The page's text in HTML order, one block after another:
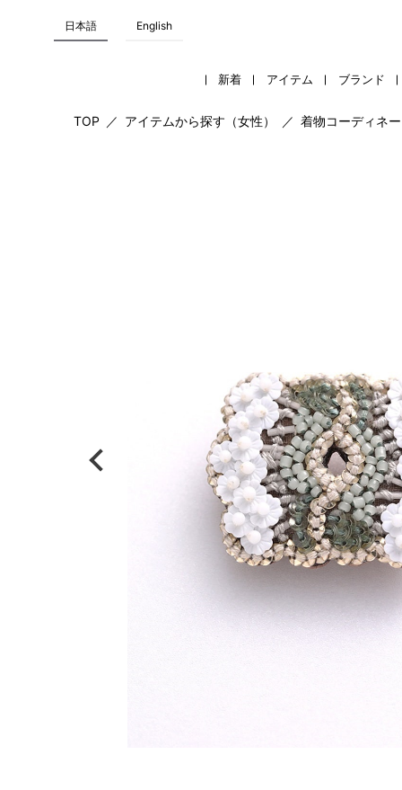
日本語 English
新着 アイテム ブランド
TOP ／ アイテムから探す（女性） ／ 着物コーディネ